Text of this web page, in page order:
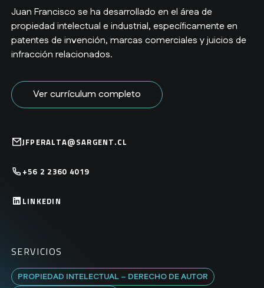
Juan Francisco se ha desarrollado en el área de
propiedad intelectual e industrial, específicamente en
patentes de invención, marcas comerciales y juicios de
infracción relacionados.
Ver currículum completo
JFPERALTA@SARGENT.CL
+56 2 2360 4019
LINKEDIN
SERVICIOS
PROPIEDAD INTELECTUAL – DERECHO DE AUTOR